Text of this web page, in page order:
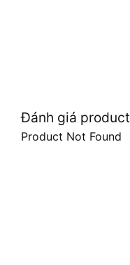
Đánh giá product
Product Not Found